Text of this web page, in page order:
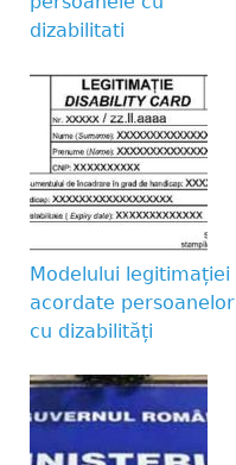
dizabilitati
Modelului legitimației
acordate persoanelor
cu dizabilități